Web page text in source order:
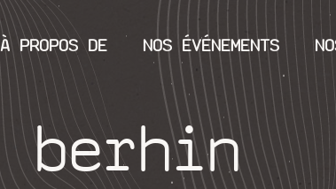
À PROPOS DE NOS ÉVÉNEMENTS
berhin